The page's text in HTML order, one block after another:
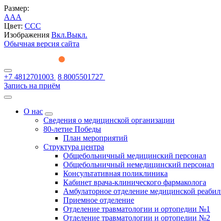
Размер:
AAA
Цвет: CCC
Изображения Вкл.Выкл.
Обычная версия сайта
+7 4812701003 8 8005501727
Запись на приём
О нас
Сведения о медицинской организации
80-летие Победы
План мероприятий
Структура центра
Общебольничный медицинский персонал
Общебольничный немедицинский персонал
Консультативная поликлиника
Кабинет врача-клинического фармаколога
Амбулаторное отделение медицинской
Приемное отделение
Отделение травматологии и ортопедии №1
Отделение травматологии и ортопедии №2